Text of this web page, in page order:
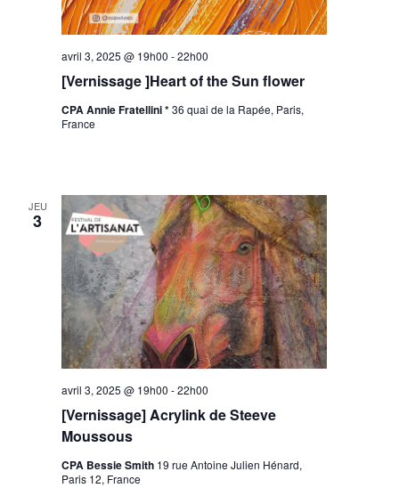
[Vernissage ]Heart of the Sun flower
avril 3, 2025 @ 19h00 -22h00
CPA Annie Fratellini *36 quai de la Rapée, Paris,
France
JEU
3
[Vernissage] Acrylink de Steeve
Moussous
avril 3, 2025 @ 19h00 -22h00
CPA Bessie Smith 19 rue Antoine Julien Hénard,
Paris 12, France